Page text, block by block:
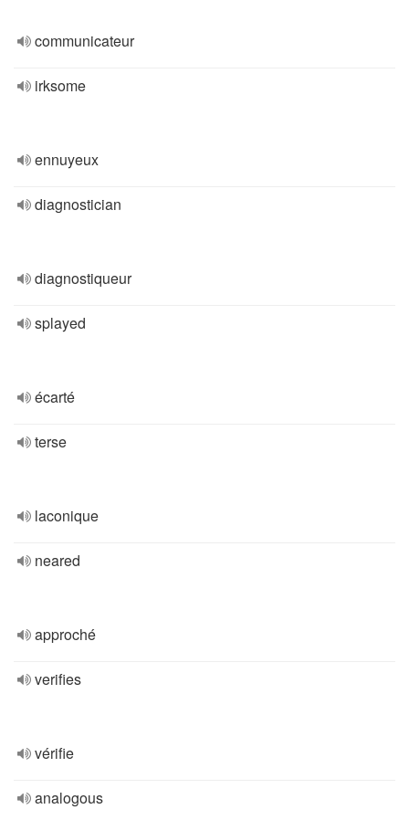
communicateur
irksome
ennuyeux
diagnostician
diagnostiqueur
splayed
écarté
terse
laconique
neared
approché
verifies
vérifie
analogous